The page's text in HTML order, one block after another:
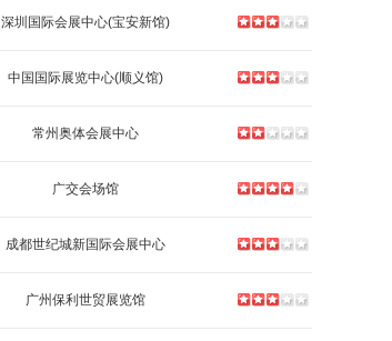
深圳国际会展中心(宝安新馆)
中国国际展览中心(顺义馆)
常州奥体会展中心
广交会场馆
成都世纪城新国际会展中心
广州保利世贸展览馆